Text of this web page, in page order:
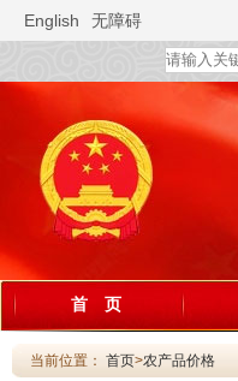
English 无障碍
首 页
当前位置： 首页>农产品价格